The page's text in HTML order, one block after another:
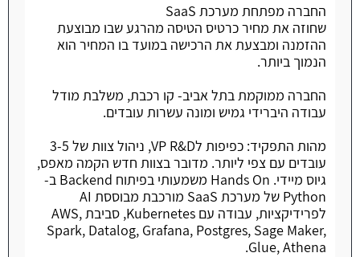
החברה מפתחת מערכת SaaS
שחוזה את מחיר כרטיס הטיסה מהרגע שבו מבוצעת
ההזמנה ומבצעת את הרכישה במועד בו המחיר הוא
הנמוך ביותר.
החברה ממוקמת בתל אביב- קו רכבת, משלבת מודל
עבודה היברידי גמיש ומונה עשרות עובדים.
מהות התפקיד: כפיפות לVP R&D, ניהול צוות של 3-5
עובדים עם צפי ליותר. מדובר בצוות חדש הקמה מאפס,
גיוס מיידי. Hands On משמעותי בפיתוח Backend ב-
Python של מערכת SaaS מורכבת מבוססת AI
לפרידיקציות, עבודה עם Kubernetes, סביבת AWS,
Spark, Datalog, Grafana, Postgres, Sage Maker,
Glue, Athena.